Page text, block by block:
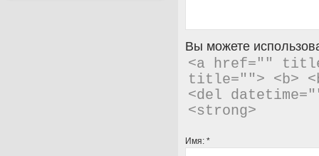
Вы можете
<a href=""
title=""> <b>
<del
<strong>
Имя: *